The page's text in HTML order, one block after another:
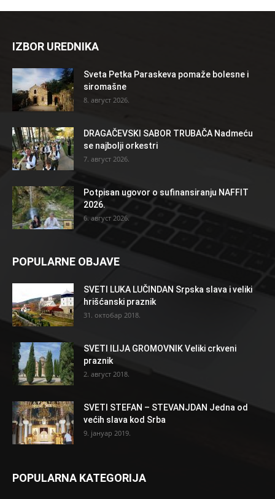
IZBOR UREDNIKA
Sveta Petka Paraskeva pomaže bolesne i
siromašne
8. август 2026.
DRAGAČEVSKI SABOR TRUBAČA Nadmeću
se najbolji orkestri
7. август 2026.
Potpisan ugovor o sufinansiranju NAFFIT
2026.
6. август 2026.
POPULARNE OBJAVE
SVETI LUKA LUČINDAN Srpska slava i veliki
hrišćanski praznik
31. октобар 2018.
SVETI ILIJA GROMOVNIK Veliki crkveni
praznik
2. август 2018.
SVETI STEFAN – STEVANJDAN Jedna od
većih slava kod Srba
9. јануар 2019.
POPULARNA KATEGORIJA